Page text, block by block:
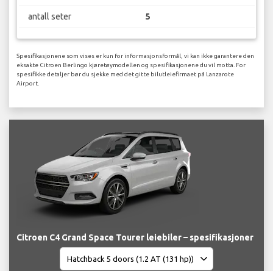
antall seter 5
Spesifikasjonene som vises er kun for informasjonsformål, vi kan ikke garantere den
eksakte Citroen Berlingo kjøretøymodellen og spesifikasjonene du vil motta. For
spesifikke detaljer bør du sjekke med det gitte bilutleiefirmaet på Lanzarote
Airport.
Citroen C4 Grand Space Tourer leiebiler – spesifikasjoner